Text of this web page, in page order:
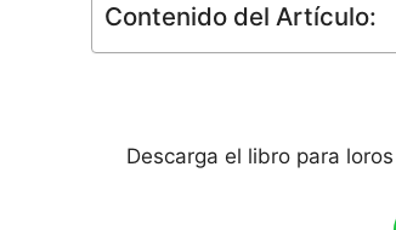
Contenido del Artículo:
Descarga el libro para